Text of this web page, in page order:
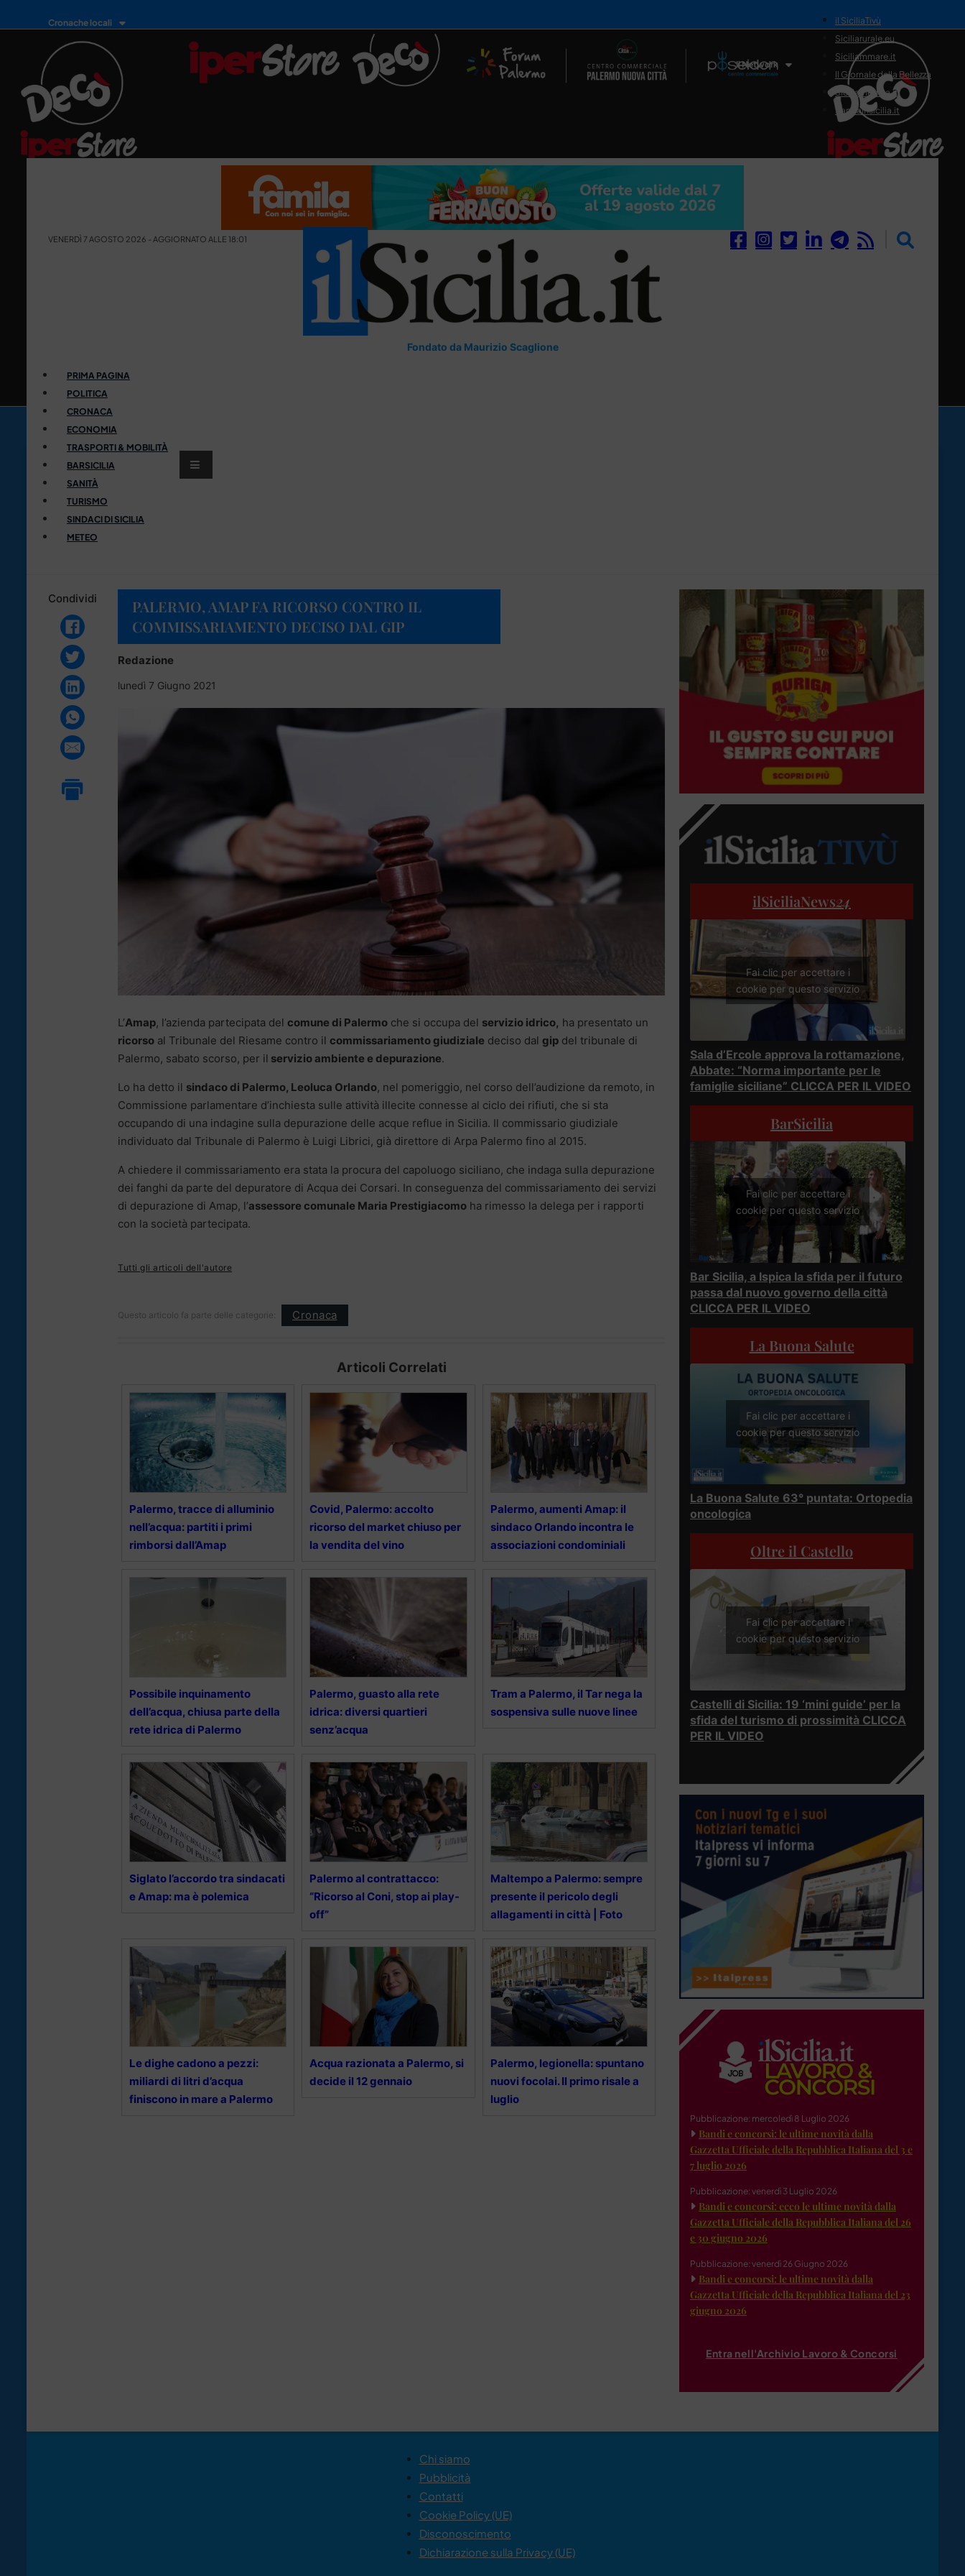
Cronache locali
Il Network
il SiciliaTivù
Siciliarurale.eu
Siciliammare.it
Il Giornale della Bellezza
Siciliamedica.it
Sanitainsicilia.it
VENERDÌ 7 AGOSTO 2026 - AGGIORNATO ALLE 18:01
Fondato da Maurizio Scaglione
PRIMA PAGINA
POLITICA
CRONACA
ECONOMIA
TRASPORTI & MOBILITÀ
BARSICILIA
SANITÀ
TURISMO
SINDACI DI SICILIA
METEO
Condividi
PALERMO, AMAP FA RICORSO CONTRO IL
COMMISSARIAMENTO DECISO DAL GIP
Redazione
lunedì 7 Giugno 2021
L’Amap, l’azienda partecipata del comune di Palermo che si occupa del servizio idrico, ha presentato un
ricorso al Tribunale del Riesame contro il commissariamento giudiziale deciso dal gip del tribunale di
Palermo, sabato scorso, per il servizio ambiente e depurazione.
Lo ha detto il sindaco di Palermo, Leoluca Orlando, nel pomeriggio, nel corso dell’audizione da remoto, in
Commissione parlamentare d’inchiesta sulle attività illecite connesse al ciclo dei rifiuti, che si sta
occupando di una indagine sulla depurazione delle acque reflue in Sicilia. Il commissario giudiziale
individuato dal Tribunale di Palermo è Luigi Librici, già direttore di Arpa Palermo fino al 2015.
A chiedere il commissariamento era stata la procura del capoluogo siciliano, che indaga sulla depurazione
dei fanghi da parte del depuratore di Acqua dei Corsari. In conseguenza del commissariamento dei servizi
di depurazione di Amap, l’assessore comunale Maria Prestigiacomo ha rimesso la delega per i rapporti
con la società partecipata.
Tutti gli articoli dell'autore
Questo articolo fa parte delle categorie: Cronaca
Articoli Correlati
Palermo, tracce di alluminio
nell’acqua: partiti i primi
rimborsi dall’Amap
Covid, Palermo: accolto
ricorso del market chiuso per
la vendita del vino
Palermo, aumenti Amap: il
sindaco Orlando incontra le
associazioni condominiali
Possibile inquinamento
dell’acqua, chiusa parte della
rete idrica di Palermo
Palermo, guasto alla rete
idrica: diversi quartieri
senz’acqua
Tram a Palermo, il Tar nega la
sospensiva sulle nuove linee
Siglato l’accordo tra sindacati
e Amap: ma è polemica
Palermo al contrattacco:
“Ricorso al Coni, stop ai play-
off”
Maltempo a Palermo: sempre
presente il pericolo degli
allagamenti in città | Foto
Le dighe cadono a pezzi:
miliardi di litri d’acqua
finiscono in mare a Palermo
Acqua razionata a Palermo, si
decide il 12 gennaio
Palermo, legionella: spuntano
nuovi focolai. Il primo risale a
luglio
ilSiciliaNews24
Fai clic per accettare i
cookie per questo servizio
Sala d’Ercole approva la rottamazione,
Abbate: “Norma importante per le
famiglie siciliane” CLICCA PER IL VIDEO
BarSicilia
Fai clic per accettare i
cookie per questo servizio
Bar Sicilia, a Ispica la sfida per il futuro
passa dal nuovo governo della città
CLICCA PER IL VIDEO
La Buona Salute
Fai clic per accettare i
cookie per questo servizio
La Buona Salute 63° puntata: Ortopedia
oncologica
Oltre il Castello
Fai clic per accettare i
cookie per questo servizio
Castelli di Sicilia: 19 ‘mini guide’ per la
sfida del turismo di prossimità CLICCA
PER IL VIDEO
Pubblicazione: mercoledì 8 Luglio 2026
Bandi e concorsi: le ultime novità dalla
Gazzetta Ufficiale della Repubblica Italiana del 3 e
7 luglio 2026
Pubblicazione: venerdì 3 Luglio 2026
Bandi e concorsi: ecco le ultime novità dalla
Gazzetta Ufficiale della Repubblica Italiana del 26
e 30 giugno 2026
Pubblicazione: venerdì 26 Giugno 2026
Bandi e concorsi: le ultime novità dalla
Gazzetta Ufficiale della Repubblica Italiana del 23
giugno 2026
Entra nell'Archivio Lavoro & Concorsi
Chi siamo
Pubblicità
Contatti
Cookie Policy (UE)
Disconoscimento
Dichiarazione sulla Privacy (UE)